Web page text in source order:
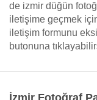
de izmir düğün
iletişime geçmek
iletişim formunu
butonuna
İzmir Fotoğraf